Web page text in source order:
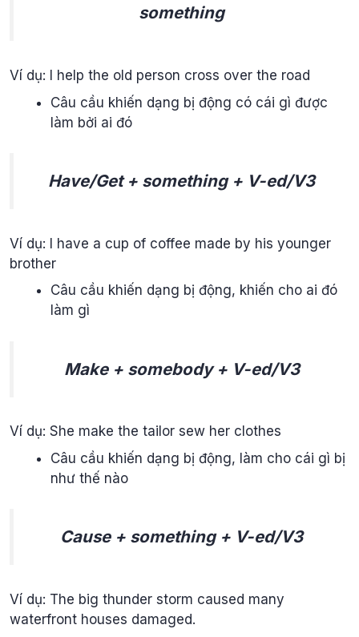
something
Ví dụ: I help the old person cross over the road
Câu cầu khiến dạng bị động có cái gì được
làm bởi ai đó
Have/Get + something + V-ed/V3
Ví dụ: I have a cup of coffee made by his younger
brother
Câu cầu khiến dạng bị động, khiến cho ai đó
làm gì
Make + somebody + V-ed/V3
Ví dụ: She make the tailor sew her clothes
Câu cầu khiến dạng bị động, làm cho cái gì bị
như thế nào
Cause + something + V-ed/V3
Ví dụ: The big thunder storm caused many
waterfront houses damaged.